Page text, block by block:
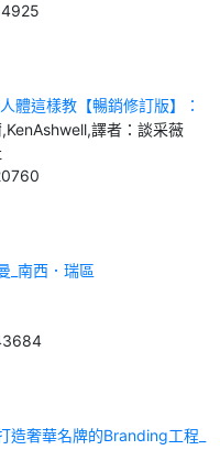
體這樣教【暢銷修訂版】：
人體，從骨骼關節、神經系
立人體素養一本就夠！
譯者：談采薇
_南西．瑞區
造奢華名牌的Branding工程_